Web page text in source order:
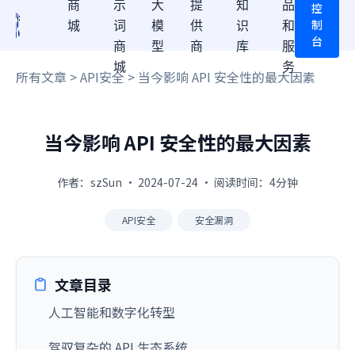
商
城
示
词
商
城
大
模
型
提
供
商
知
识
库
品
和
服
务
控
制
台
所有文章 >API安全> 当今影响 API 安全性的最大因素
当今影响 API 安全性的最大因素
作者：szSun · 2024-07-24 · 阅读时间：4分钟
API安全 安全漏洞
文章目录
人工智能和数字化转型